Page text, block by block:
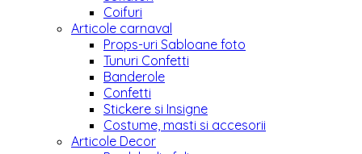
Coifuri
Articole carnaval
Props-uri Sabloane foto
Tunuri Confetti
Banderole
Confetti
Stickere si Insigne
Costume, masti si accesorii
Articole Decor